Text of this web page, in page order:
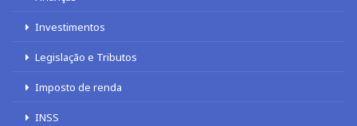
Investimentos
Legislação e Tributos
Imposto de renda
INSS